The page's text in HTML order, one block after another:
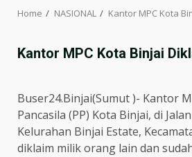
Home NASIONAL Kantor MPC Kota
Kantor MPC Kota Binjai
Buser24.Binjai(Sumut )- Kantor
Pancasila (PP) Kota Binjai, di
Kelurahan Binjai Estate,
diklaim milik orang lain dan